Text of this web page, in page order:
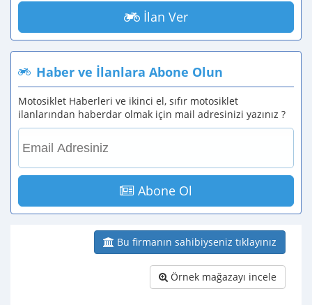
İlan Ver
Haber ve İlanlara Abone Olun
Motosiklet Haberleri ve ikinci el, sıfır motosiklet
ilanlarından haberdar olmak için mail adresinizi yazınız ?
Abone Ol
Bu firmanın sahibiyseniz tıklayınız
Örnek mağazayı incele